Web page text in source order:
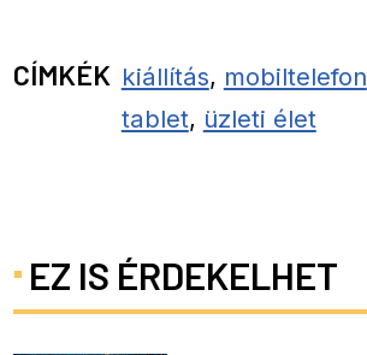
CÍMKÉK kiállítás, mobiltelefon
tablet, üzleti élet
EZ IS ÉRDEKELHET